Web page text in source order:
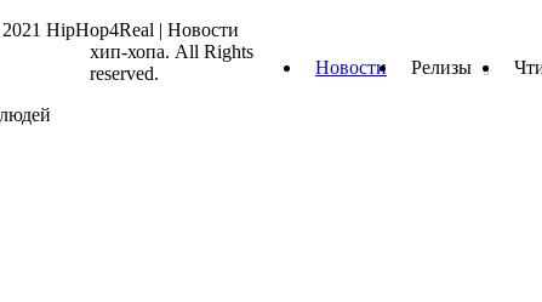
Новости Релизы
HipHop4Real | Новости
хип-хопа. All Rights
reserved.